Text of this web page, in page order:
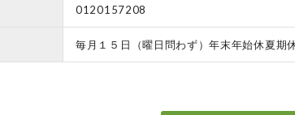
0120157208
毎月１５日（曜日問わず）年末年始休夏期